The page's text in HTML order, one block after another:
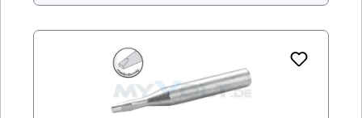
verlängert. Die Lötspitzen werden nicht
Verunreinigungen durch verschmutzte
Schwämme. Für folgende ERSA
Ablageständer geeignet: 0A39 ERSA
Ablageständer für Lötkolben RT80 (Lötstation